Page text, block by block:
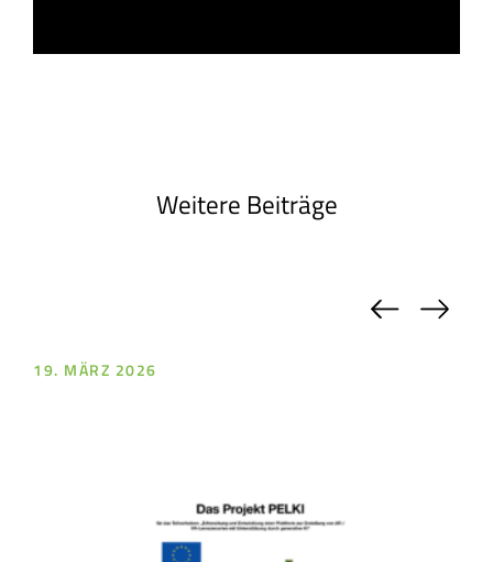
Weitere Beiträge
19. MÄRZ 2026